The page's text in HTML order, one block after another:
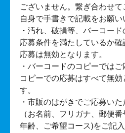
ございません。繋ぎ合わせ
自身で手書きで記載をお願い
・汚れ、破損等、バーコード
応募条件を満たしているか
応募は無効となります。
・バーコードのコピーではご
コピーでの応募はすべて無効
す。
・市販のはがきでご応募い
（お名前、フリガナ、郵便
年齢、ご希望コース)をご記